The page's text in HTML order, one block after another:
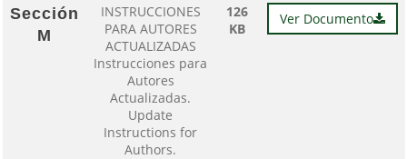
Sección
M
INSTRUCCIONES
PARA AUTORES
ACTUALIZADAS
Instrucciones para
Autores
Actualizadas.
Update
Instructions for
Authors.
126
KB
Ver Documento